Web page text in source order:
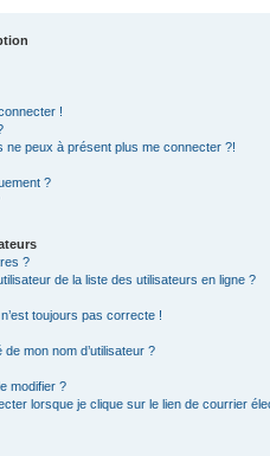
!
ne peux à présent plus me connecter ?!
?
?
de la liste des utilisateurs en ligne ?
toujours pas correcte !
mon nom d’utilisateur ?
modifier ?
lorsque je clique sur le lien de courrier